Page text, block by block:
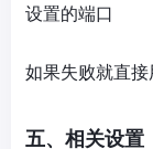
设置的端口
如果失败就直
五、相关设置